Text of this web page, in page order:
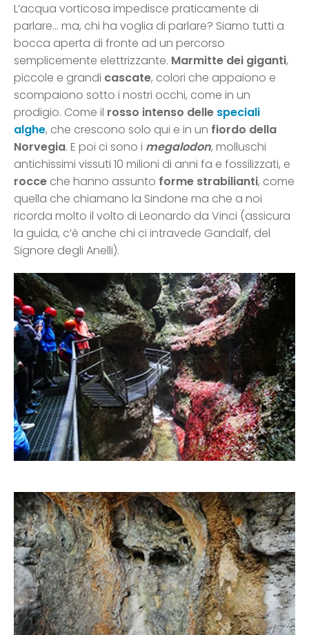
L’acqua vorticosa impedisce praticamente di
parlare… ma, chi ha voglia di parlare? Siamo tutti a
bocca aperta di fronte ad un percorso
semplicemente elettrizzante. Marmitte dei giganti,
piccole e grandi cascate, colori che appaiono e
scompaiono sotto i nostri occhi, come in un
prodigio. Come il rosso intenso delle speciali
alghe, che crescono solo qui e in un fiordo della
Norvegia. E poi ci sono i megalodon, molluschi
antichissimi vissuti 10 milioni di anni fa e fossilizzati, e
rocce che hanno assunto forme strabilianti, come
quella che chiamano la Sindone ma che a noi
ricorda molto il volto di Leonardo da Vinci (assicura
la guida, c’è anche chi ci intravede Gandalf, del
Signore degli Anelli).